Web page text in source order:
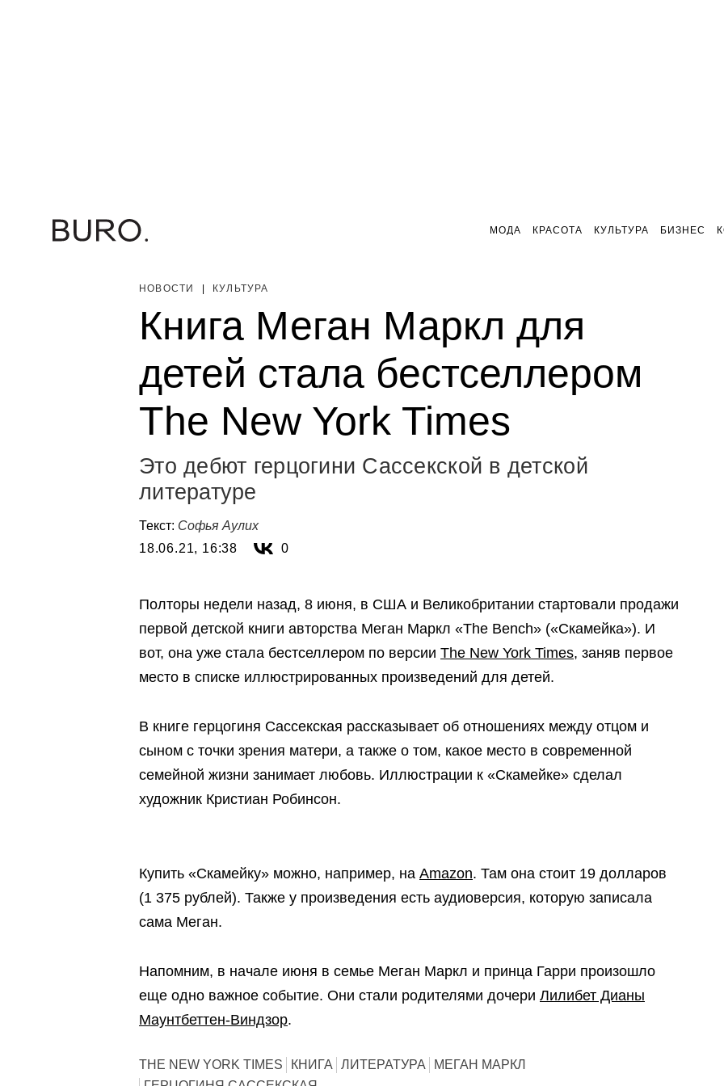
МОДА КРАСОТА КУЛЬТУРА БИЗНЕС
НОВОСТИ КУЛЬТУРА
Книга Меган Маркл для
детей стала бестселлером
The New York Times
Это дебют герцогини Сассекской в детской
литературе
Текст: Софья Аулих
18.06.21, 16:38
0
Полторы недели назад, 8 июня, в США и Великобритании стартовали продажи
первой детской книги авторства Меган Маркл «The Bench» («Скамейка»). И
вот, она уже стала бестселлером по версии The New York Times, заняв первое
место в списке иллюстрированных произведений для детей.
В книге герцогиня Сассекская рассказывает об отношениях между отцом и
сыном с точки зрения матери, а также о том, какое место в современной
семейной жизни занимает любовь. Иллюстрации к «Скамейке» сделал
художник Кристиан Робинсон.
Купить «Скамейку» можно, например, на Amazon. Там она стоит 19 долларов
(1 375 рублей). Также у произведения есть аудиоверсия, которую записала
сама Меган.
Напомним, в начале июня в семье Меган Маркл и принца Гарри произошло
еще одно важное событие. Они стали родителями дочери Лилибет Дианы
Маунтбеттен-Виндзор.
THE NEW YORK TIMES КНИГА ЛИТЕРАТУРА
МЕГАН МАРКЛ